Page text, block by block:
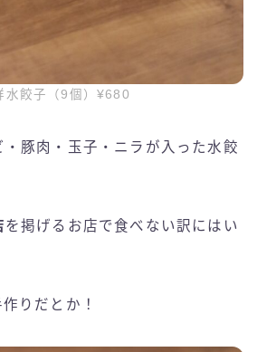
水餃子（9個）¥680
豚肉・玉子・ニラが入った水餃
を掲げるお店で食べない訳にはい
りだとか！